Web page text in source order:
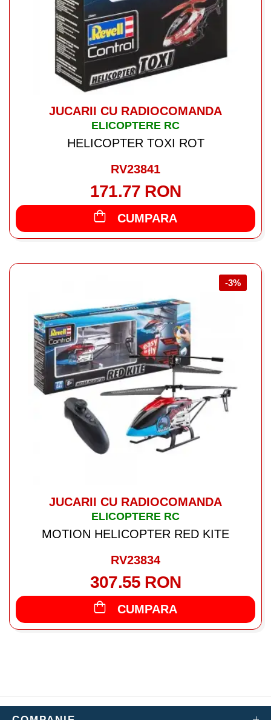
JUCARII CU RADIOCOMANDA
ELICOPTERE RC
HELICOPTER TOXI ROT
RV23841
171.77 RON
CUMPARA
-3%
JUCARII CU RADIOCOMANDA
ELICOPTERE RC
MOTION HELICOPTER RED KITE
RV23834
307.55 RON
CUMPARA